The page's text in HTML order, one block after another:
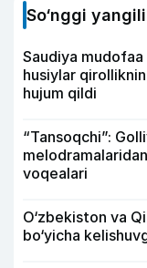
So‘nggi
Saudiya
husiylar
hujum qildi
“Tansoqchi”:
voqealari
O‘zbekiston va
bo‘yicha